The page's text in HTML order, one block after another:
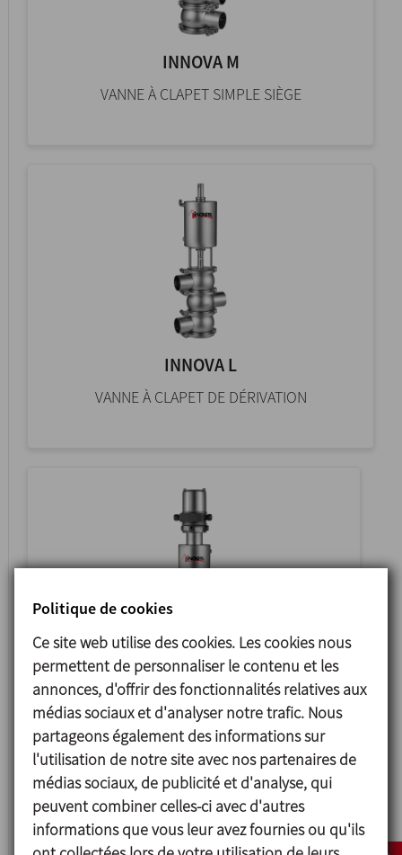
INNOVA M
VANNE À CLAPET SIMPLE SIÈGE
INNOVA L
VANNE À CLAPET DE DÉRIVATION
INNOVA G
CONTROL SINGLE SEAT VALVE
Politique de cookies
Ce site web utilise des cookies. Les cookies nous
permettent de personnaliser le contenu et les
annonces, d'offrir des fonctionnalités relatives aux
médias sociaux et d'analyser notre trafic. Nous
partageons également des informations sur
l'utilisation de notre site avec nos partenaires de
médias sociaux, de publicité et d'analyse, qui
peuvent combiner celles-ci avec d'autres
informations que vous leur avez fournies ou qu'ils